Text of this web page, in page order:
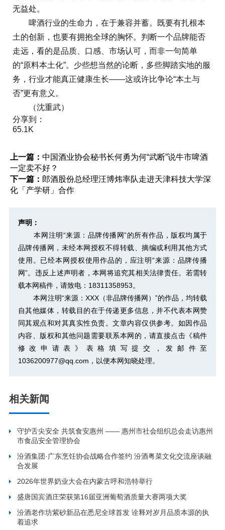
无益处。
啤酒行业的生命力，在于兼容并蓄。既要有扎根本
土的创新，也要有拥抱全球的胸怀。判断一个品牌能否
走远，看的是品质、口感、市场认可，而非一句简单
的“原料本土化”。少些想当然的论断，多些脚踏实地的服
务，行业才能真正健康生长——这或许比争论“本土与
否”更有意义。
（沈重武）
分享到：
65.1K
上一篇： 中国酒业协会秘书长何勇为何“武断”说牛市啤酒
一定卖不好？
下一篇： 郎酒股份总经理汪博炜率队走进天津科技大学深
化「产学研」合作
声明：
本网注明“来源：品牌传播网”的所有作品，版权均属于
品牌传播网，未经本网授权不得转载、摘编或利用其他方式
使用。已经本网授权使用作品的，应注明“来源：品牌传播
网”。违反上述声明者，本网将追究其相关法律责任。若需转
载本网稿件，请致电：18311358953。
本网注明“来源：XXX（非品牌传播网）”的作品，均转载
自其他媒体，转载目的在于传递更多信息，并不代表本网赞
同其观点和对其真实性负责。文章内容仅供参考。如因作品
内容、版权和其他问题需要联系本网的，请直接点击 《稿件
修改申请表》 表格填写提交，发邮件至
1036200977@qq.com，以便本网知晓处理。
相关新闻
守护舌尖安全 共筑食安惠州 —— 惠州市社会组织总会走访惠州
市食品安全管理协会
汾酒集团·广东烹饪协会战略合作签约 汾酒粤菜文化交流座谈融
合发展
2026年世界奶业大会在内蒙古呼和浩特举行
盛唐国宾酒庄荣获第16届亚洲葡萄酒质量大赛两项大奖
汾酒老作坊紫砂新品在悉尼全球首发 诠释对岁月品质本源的执
着追求